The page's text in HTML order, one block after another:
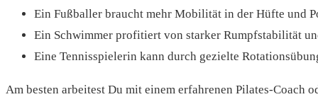
Ein Fußballer braucht mehr Mobilität in der Hüfte und
Ein Schwimmer profitiert von starker Rumpfstabilität
Eine Tennisspielerin kann durch gezielte
Am besten arbeitest Du mit einem erfahrenen Pilates-Coach